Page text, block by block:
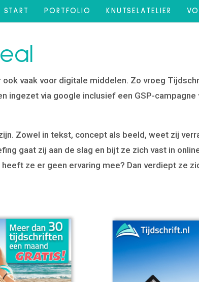
START PORTFOLIO KNUTSELATELIER
vaak voor digitale middelen. Zo vroeg
ingezet via google inclusief een GSP-campagne
Zowel in tekst, concept als beeld, weet zij
gaat zij aan de slag en bijt ze zich vast in
ze er geen ervaring mee? Dan verdiept ze